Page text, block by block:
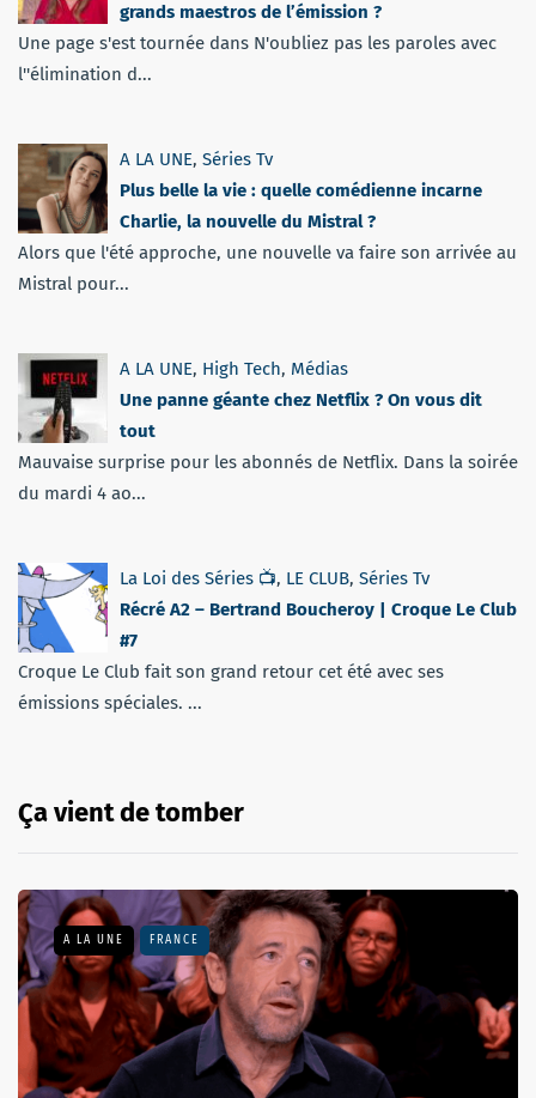
grands maestros de l’émission ?
Une page s'est tournée dans N'oubliez pas les paroles avec
l''élimination d...
A LA UNE, Séries Tv
Plus belle la vie : quelle comédienne incarne
Charlie, la nouvelle du Mistral ?
Alors que l'été approche, une nouvelle va faire son arrivée au
Mistral pour...
A LA UNE, High Tech, Médias
Une panne géante chez Netflix ? On vous dit
tout
Mauvaise surprise pour les abonnés de Netflix. Dans la soirée
du mardi 4 ao...
La Loi des Séries 📺, LE CLUB, Séries Tv
Récré A2 – Bertrand Boucheroy | Croque Le Club
#7
Croque Le Club fait son grand retour cet été avec ses
émissions spéciales. ...
Ça vient de tomber
A LA UNE FRANCE